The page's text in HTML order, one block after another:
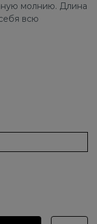
молнию. Длина
всю